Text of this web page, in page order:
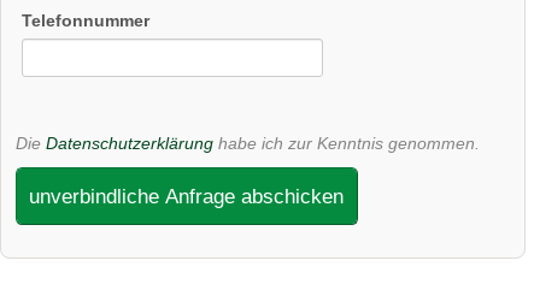
Telefonnummer
Die Datenschutzerklärung habe ich zur Kenntnis genommen.
unverbindliche Anfrage abschicken